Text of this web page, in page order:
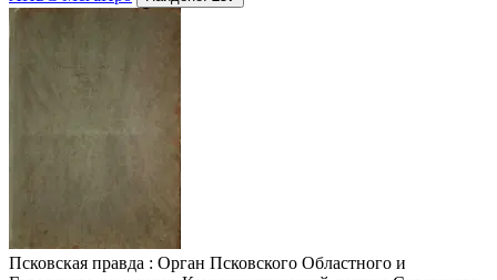
Псковская правда : Орган Псковского Областного и